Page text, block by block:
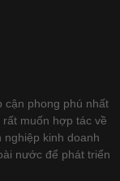
cận phong phú nhất
muốn hợp tác về
kinh doanh
nước để phát triển